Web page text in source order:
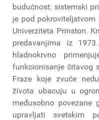
budućnost: sistemski
je pod pokroviteljstvom
Univerziteta Prinston.
predavanjima iz
hladnokrvno
funkcionisanje čitavog
Fraze koje zvuče
života ubacuju u
međusobno povezane
upravljati svetskim